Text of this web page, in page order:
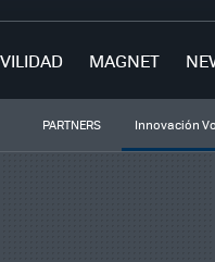
MAGNET
PARTNERS Innovación